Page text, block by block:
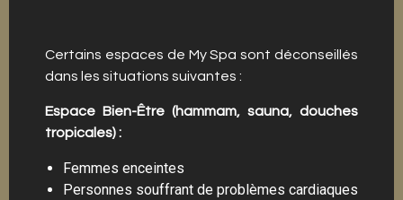
Certains espaces de My Spa sont déconseillés
dans les situations suivantes :
Espace Bien-Être (hammam, sauna, douches
tropicales) :
Femmes enceintes
Personnes souffrant de problèmes cardiaques